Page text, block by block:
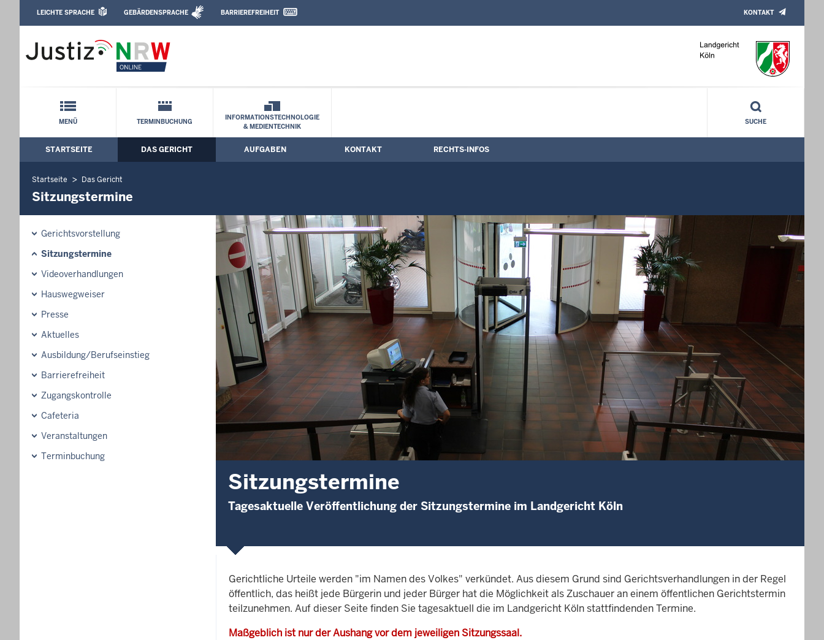
Landgericht Köln: Sitzungstermine
Leichte Sprache, Gebärdensprachenvideo und Kontaktformular
LEICHTE SPRACHE GEBÄRDENSPRACHE BARRIEREFREIHEIT KONTAKT
Schnellnavigation mit Volltext-Suche
MENÜ TERMINBUCHUNG
INFORMATIONSTECHNOLOGIE
& MEDIENTECHNIK
SUCHE
Hauptmenü: Hauptnavigation
STARTSEITE DAS GERICHT AUFGABEN KONTAKT RECHTS-INFOS
Startseite Das Gericht
Sitzungstermine
Gerichtsvorstellung
Sitzungstermine
Videoverhandlungen
Hauswegweiser
Presse
Aktuelles
Ausbildung/Berufseinstieg
Barrierefreiheit
Zugangskontrolle
Cafeteria
Veranstaltungen
Terminbuchung
Sitzungstermine
Tagesaktuelle Veröffentlichung der Sitzungstermine im Landgericht Köln
Gerichtliche Urteile werden "im Namen des Volkes" verkündet. Aus diesem Grund sind Gerichtsverhandlungen in der Regel
öffentlich, das heißt jede Bürgerin und jeder Bürger hat die Möglichkeit als Zuschauer an einem öffentlichen Gerichtstermin
teilzunehmen. Auf dieser Seite finden Sie tagesaktuell die im Landgericht Köln stattfindenden Termine.
Maßgeblich ist nur der Aushang vor dem jeweiligen Sitzungssaal.